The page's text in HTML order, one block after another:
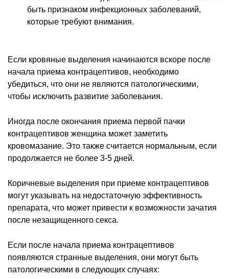
быть признаком инфекционных заболеваний,
которые требуют внимания.
Если кровяные выделения начинаются вскоре после
начала приема контрацептивов, необходимо
убедиться, что они не являются патологическими,
чтобы исключить развитие заболевания.
Иногда после окончания приема первой пачки
контрацептивов женщина может заметить
кровомазание. Это также считается нормальным, если
продолжается не более 3-5 дней.
Коричневые выделения при приеме контрацептивов
могут указывать на недостаточную эффективность
препарата, что может привести к возможности зачатия
после незащищенного секса.
Если после начала приема контрацептивов
появляются странные выделения, они могут быть
патологическими в следующих случаях: